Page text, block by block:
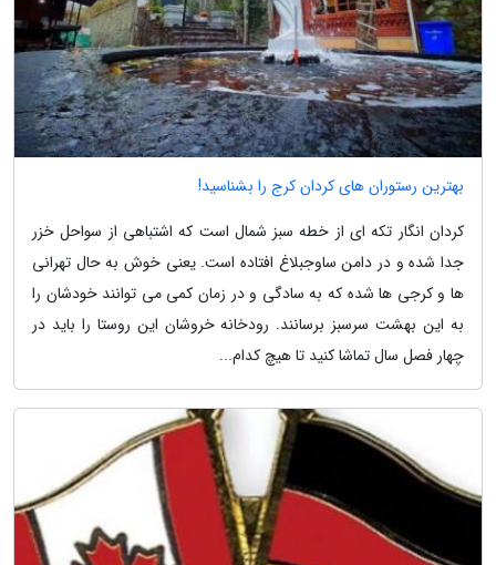
بهترین رستوران های کردان کرج را بشناسید!
کردان انگار تکه ای از خطه سبز شمال است که اشتباهی از سواحل خزر
جدا شده و در دامن ساوجبلاغ افتاده است. یعنی خوش به حال تهرانی
ها و کرجی ها شده که به سادگی و در زمان کمی می توانند خودشان را
به این بهشت سرسبز برسانند. رودخانه خروشان این روستا را باید در
چهار فصل سال تماشا کنید تا هیچ کدام...